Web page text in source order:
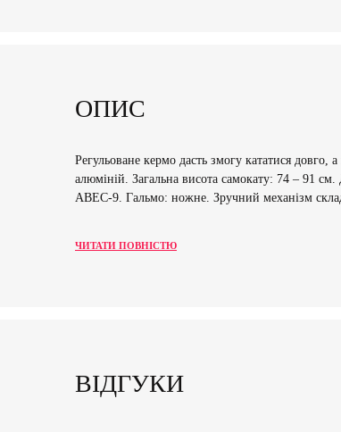
ОПИС
Регульоване кермо дасть змогу кататися
алюміній. Загальна висота самокату: 74 – 91
АВЕС-9. Гальмо: ножне. Зручний механізм
ЧИТАТИ ПОВНІСТЮ
ВІДГУКИ